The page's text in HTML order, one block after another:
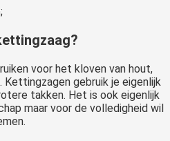
voor het kloven van hout,
gebruik je eigenlijk
takken. Het is ook eigenlijk
maar voor de volledigheid wil